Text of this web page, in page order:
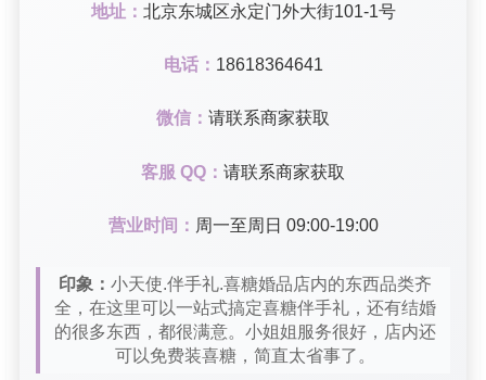
地址： 北京东城区永定门外大街101-1号
电话： 18618364641
微信： 请联系商家获取
客服 QQ： 请联系商家获取
营业时间： 周一至周日 09:00-19:00
印象： 小天使.伴手礼.喜糖婚品店内的东西品类齐
全，在这里可以一站式搞定喜糖伴手礼，还有结婚
的很多东西，都很满意。小姐姐服务很好，店内还
可以免费装喜糖，简直太省事了。